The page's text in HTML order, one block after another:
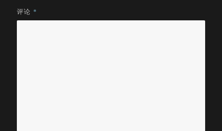
评论 *